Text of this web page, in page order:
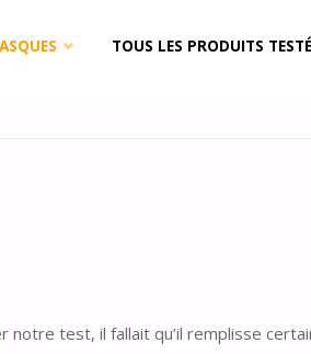
TOUS LES PRODUITS
notre test, il fallait qu’il remplisse